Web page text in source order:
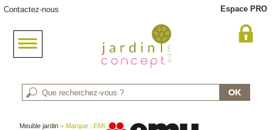
Contactez-nous Espace PRO
Meuble jardin > Marque : EMU